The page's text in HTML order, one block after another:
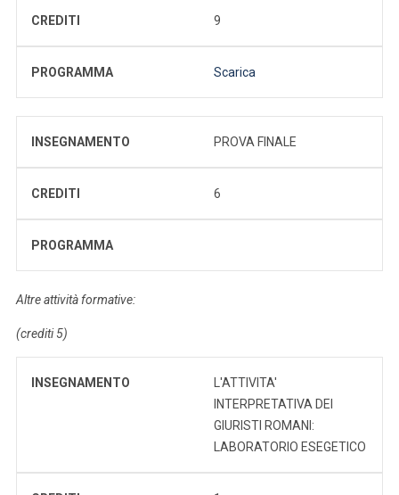
CREDITI 9
PROGRAMMA Scarica
INSEGNAMENTO PROVA FINALE
CREDITI 6
PROGRAMMA
Altre attività formative:
(crediti 5)
INSEGNAMENTO
L'ATTIVITA'
INTERPRETATIVA DEI
GIURISTI ROMANI:
LABORATORIO ESEGETICO